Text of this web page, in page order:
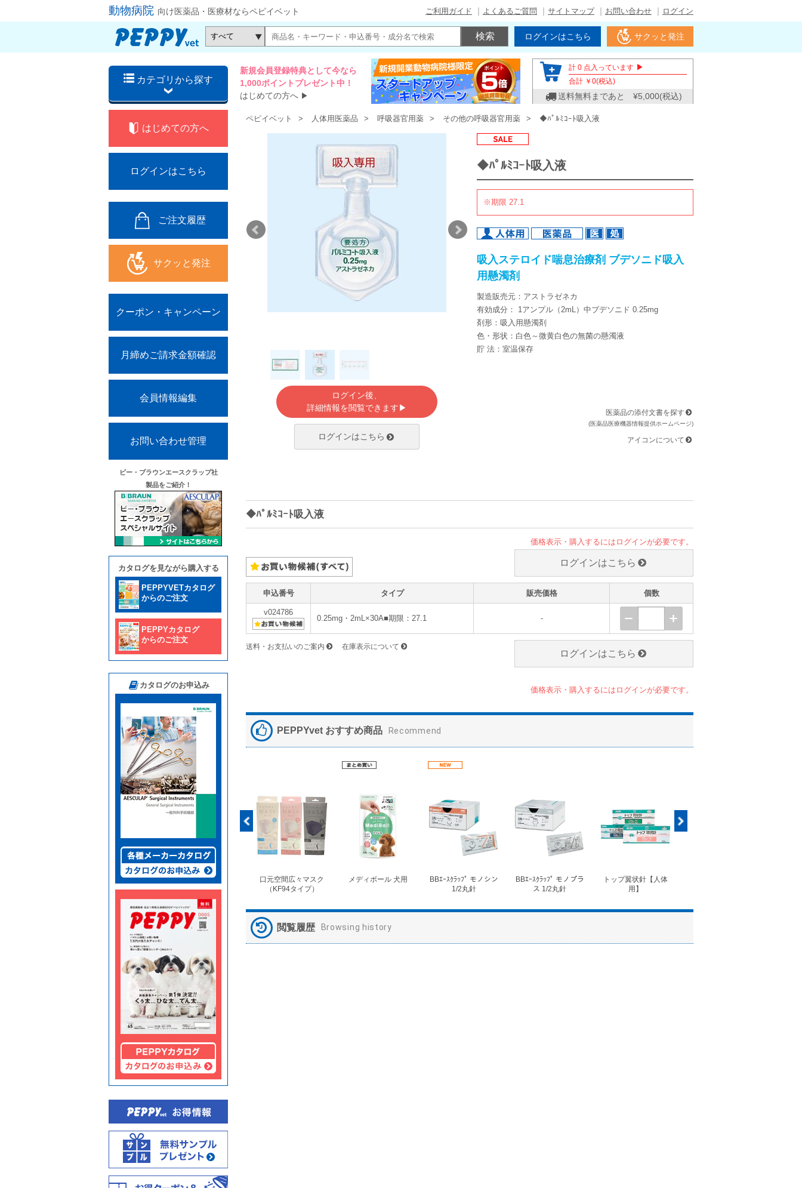
動物病院 向け医薬品・医療材ならペピイベット ご利用ガイド よくあるご質問 サイトマップ お問い合わせ ログイン
ログインはこちら サクッと発注
カテゴリから探す
新規会員登録特典として今なら
1,000ポイントプレゼント中！
はじめての方へ ▶
計 0 点入っています ▶
合計 ￥ 0(税込)
送料無料まであと ¥5,000(税込)
はじめての方へ
ログインはこちら
ご注文履歴
サクッと発注
クーポン・キャンペーン
月締めご請求金額確認
会員情報編集
お問い合わせ管理
ビー・ブラウンエースクラップ社
製品をご紹介！
カタログを見ながら購入する
PEPPYVETカタログ
からのご注文
PEPPYカタログ
からのご注文
カタログのお申込み
ペピイベット 人体用医薬品 呼吸器官用薬 その他の呼吸器官用薬 ◆ﾊﾟﾙﾐｺｰﾄ吸入液
ログイン後、
詳細情報を閲覧できます▶
ログインはこちら
◆ﾊﾟﾙﾐｺｰﾄ吸入液
※期限 27.1
吸入ステロイド喘息治療剤 ブデソニド吸入
用懸濁剤
製造販売元：アストラゼネカ
有効成分： 1アンプル（2mL）中ブデソニド 0.25mg
剤形：吸入用懸濁剤
色・形状：白色～微黄白色の無菌の懸濁液
貯 法：室温保存
医薬品の添付文書を探す
(医薬品医療機器情報提供ホームページ)
アイコンについて
◆ﾊﾟﾙﾐｺｰﾄ吸入液
価格表示・購入するにはログインが必要です。
ログインはこちら
申込番号 タイプ 販売価格 個数
v024786
0.25mg・2mL×30A■期限：27.1 -
送料・お支払いのご案内 在庫表示について
ログインはこちら
価格表示・購入するにはログインが必要です。
PEPPYvet おすすめ商品 Recommend
◆劇)ｲｿﾌﾙﾗﾝ吸入麻酔
液｢VTRS｣ ｳﾞｨｱﾄﾘｽ...
ペピイマジカルシーツ
（中厚型ペットシー
ツ）
口元空間広々マスク
（KF94タイプ）
メディボール 犬用
BBｴｰｽｸﾗｯﾌﾟ モノシン
1/2丸針
BBｴｰｽｸﾗｯﾌﾟ モノプラ
ス 1/2丸針
トップ翼状針【人体
用】
閲覧履歴 Browsing history